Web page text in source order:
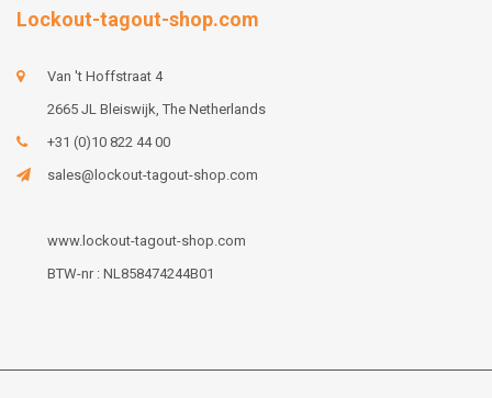
Lockout-tagout-shop.com
Van 't Hoffstraat 4
2665 JL Bleiswijk, The Netherlands
+31 (0)10 822 44 00
sales@lockout-tagout-shop.com
www.lockout-tagout-shop.com
BTW-nr : NL858474244B01